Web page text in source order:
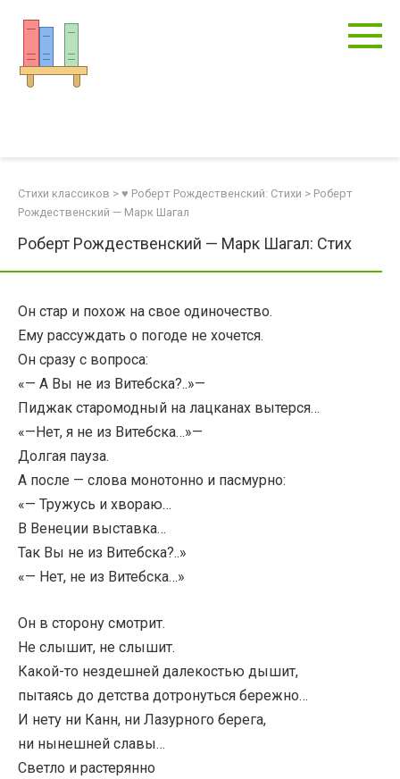
контенту
Стихи классиков > ♥ Роберт Рождественский: Стихи > Роберт
Рождественский — Марк Шагал
Роберт Рождественский — Марк Шагал: Стих
Он стар и похож на свое одиночество.
Ему рассуждать о погоде не хочется.
Он сразу с вопроса:
«— А Вы не из Витебска?..»—
Пиджак старомодный на лацканах вытерся…
«—Нет, я не из Витебска…»—
Долгая пауза.
А после — слова монотонно и пасмурно:
«— Тружусь и хвораю…
В Венеции выставка…
Так Вы не из Витебска?..»
«— Нет, не из Витебска…»
Он в сторону смотрит.
Не слышит, не слышит.
Какой-то нездешней далекостью дышит,
пытаясь до детства дотронуться бережно…
И нету ни Канн, ни Лазурного берега,
ни нынешней славы…
Светло и растерянно